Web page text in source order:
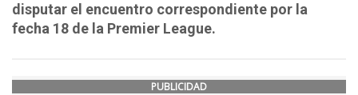
disputar el encuentro correspondiente por la
fecha 18 de la Premier League.
PUBLICIDAD